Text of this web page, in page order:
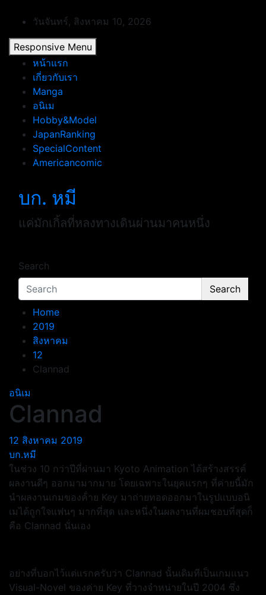
content
วันจันทร์, สิงหาคม 10, 2026
Responsive Menu
หน้าแรก
เกี่ยวกับเรา
Manga
อนิเม
Hobby&Model
JapanRanking
SpecialContent
Americancomic
บก. หมี
แค่มักเกิ้ลที่หลงทางเดินผ่านมาคนหนึ่ง
Search
Search
Home
2019
สิงหาคม
12
Clannad
อนิเม
Clannad
12 สิงหาคม 2019
บก.หมี
ในช่วง 10 กว่าปีที่ผ่านมา Kyoto Animation ได้สร้างสรรค์
ผลงานดีๆ ออกมามากมาย โดยเฉพาะในยุคแรกๆ ที่ค่ายนี้มัก
นำผลงานเกมของค้่าย Key มาถ่ายทอดออกมาในรูปแบบอนิ
เมได้ถูกใจแฟนๆ มากที่สุด และหนึ่งในผลงานที่ผมชอบที่สุดก็
คือ Clannad นั่นเอง
อย่างที่บอกไว้แต่แรกครับว่า Clannad นั้นเดิมทีเป็นเกมแนว
Visual-Novel ของค่าย Key ที่วางจำหน่ายในปี 2004 ซึ่ง